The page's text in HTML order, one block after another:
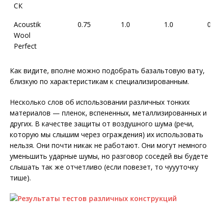
СК
Acoustik
Wool
Perfect
0.75 1.0 1.0 0.95
Как видите, вполне можно подобрать базальтовую вату,
близкую по характеристикам к специализированным.
Несколько слов об использовании различных тонких
материалов — пленок, вспененных, металлизированных и
других. В качестве защиты от воздушного шума (речи,
которую мы слышим через ограждения) их использовать
нельзя. Они почти никак не работают. Они могут немного
уменьшить ударные шумы, но разговор соседей вы будете
слышать так же отчетливо (если повезет, то чуууточку
тише).